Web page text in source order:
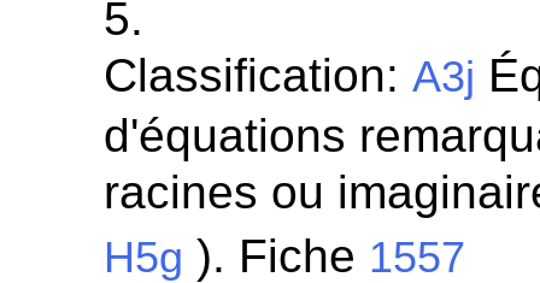
5.
Classification:A3j
d'équations
racines ou
H5g ). Fiche 1557